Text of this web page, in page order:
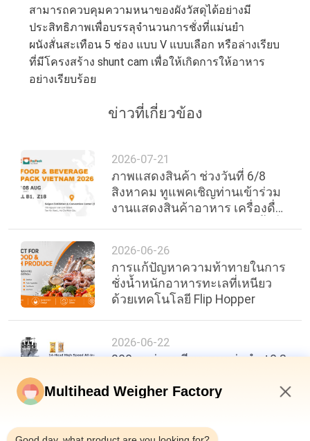
สามารถควบคุมความหนาของผังวัสดุได้อย่างมี
ประสิทธิภาพเพื่อบรรลุจํานวนการชั่งที่แม่นยํา
ผนังสั่นสะเทือน 5 ช่อง แบบ V แบบเลือก หรือล่างเรียบ
ที่มีโครงสร้าง shunt cam เพื่อให้เกิดการให้อาหาร
อย่างเรียบร้อย
ข่าวที่เกี่ยวข้อง
2026-07-21
ภาพแสดงสินค้า ช่วงวันที่ 6/8
สิงหาคม ทูแพคเชิญท่านเข้าร่วม
งานแสดงสินค้าอาหาร เครื่องดื่ม
2026-06-26
การแก้ปัญหาความท้าทายในการ
ชั่งน้ำหนักอาหารทะเลที่เหนียว
ด้วยเทคโนโลยี Flip Hopper
2026-06-22
200 ถุงต่อนาที ความแม่นยำ ±0.3
ประสิทธิภาพบรรจุภัณฑ์อาหาร
Multihead Weigher Factory